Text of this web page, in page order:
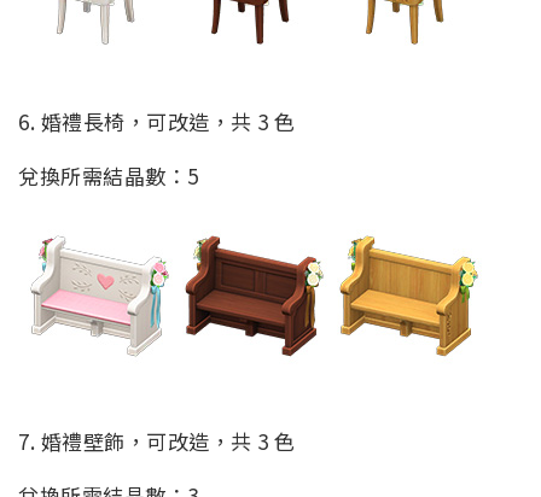
6. 婚禮長椅，可改造，共 3 色
兌換所需結晶數：5
7. 婚禮壁飾，可改造，共 3 色